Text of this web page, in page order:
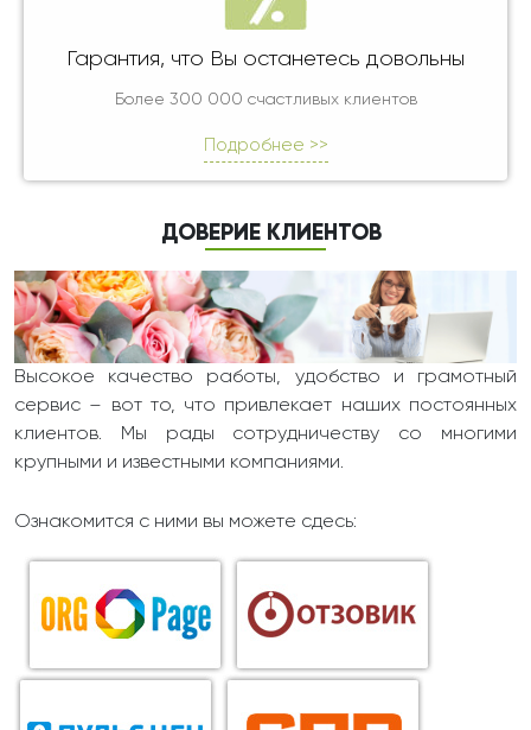
Гарантия, что Вы останетесь довольны
Более 300 000 счастливых клиентов
Подробнее >>
ДОВЕРИЕ КЛИЕНТОВ
Высокое качество работы, удобство и грамотный
сервис – вот то, что привлекает наших постоянных
клиентов. Мы рады сотрудничеству со многими
крупными и известными компаниями.
Ознакомится с ними вы можете сдесь: